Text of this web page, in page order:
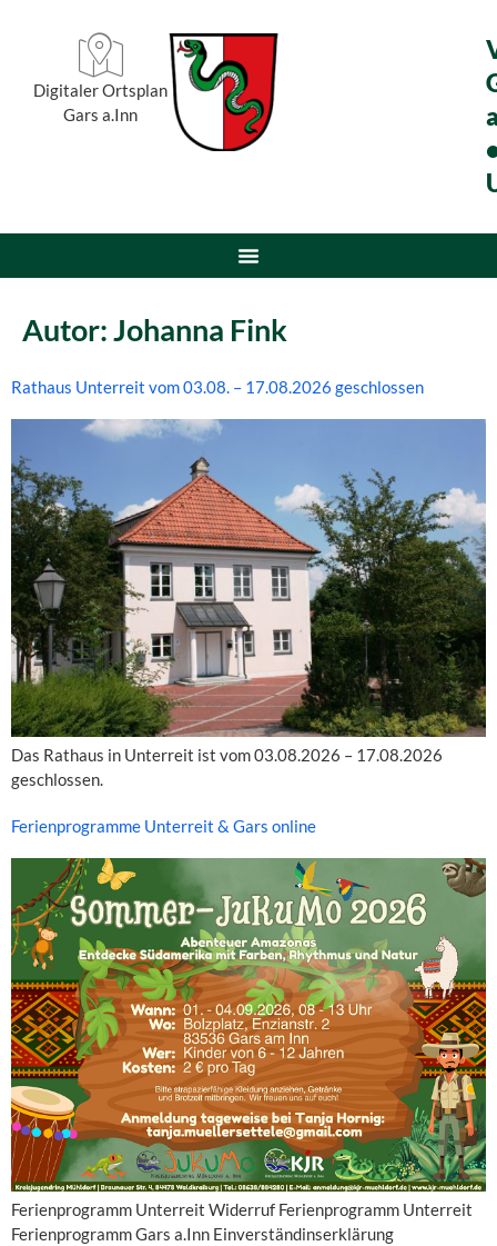
Digitaler Ortsplan
Gars a.Inn
Autor:Johanna Fink
Rathaus Unterreit vom 03.08. – 17.08.2026 geschlossen
Das Rathaus in Unterreit ist vom 03.08.2026 – 17.08.2026
geschlossen.
Ferienprogramme Unterreit & Gars online
Ferienprogramm Unterreit Widerruf Ferienprogramm Unterreit
Ferienprogramm Gars a.Inn Einverständinserklärung